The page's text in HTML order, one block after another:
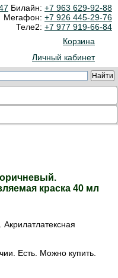
Билайн: +7 963 629-92-88
Мегафон: +7 926 445-29-76
Теле2: +7 977 919-66-84
Корзина
Личный кабинет
краска 40 мл
Есть. Можно купить.